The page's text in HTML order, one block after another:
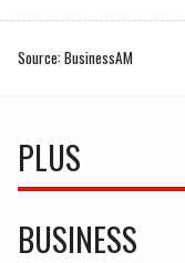
Source: BusinessAM
PLUS
BUSINESS